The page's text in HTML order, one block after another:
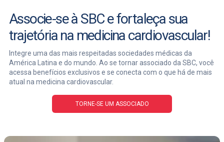
Associe-se à SBC e fortaleça sua
trajetória na medicina cardiovascular!
Integre uma das mais respeitadas sociedades médicas da
América Latina e do mundo. Ao se tornar associado da SBC, você
acessa benefícios exclusivos e se conecta com o que há de mais
atual na medicina cardiovascular.
TORNE-SE UM ASSOCIADO